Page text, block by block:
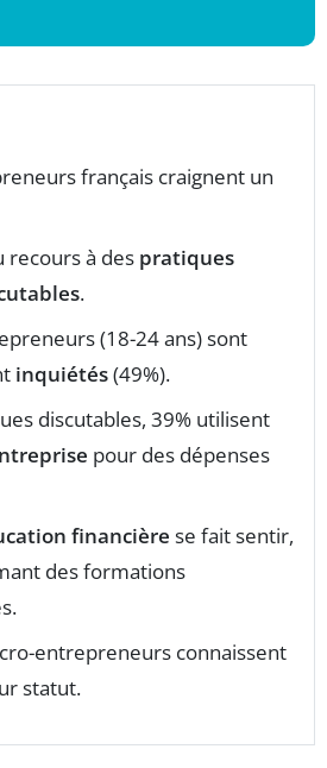
français craignent un
recours à des pratiques
.
(18-24 ans) sont
inquiétés(49%).
discutables, 39% utilisent
pour des dépenses
financière se fait sentir,
des formations
entrepreneurs connaissent
statut.